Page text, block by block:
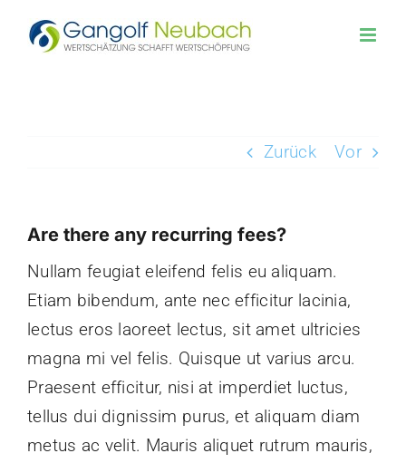
Inhalt
Zurück Vor
Are there any recurring fees?
Nullam feugiat eleifend felis eu aliquam.
Etiam bibendum, ante nec efficitur lacinia,
lectus eros laoreet lectus, sit amet ultricies
magna mi vel felis. Quisque ut varius arcu.
Praesent efficitur, nisi at imperdiet luctus,
tellus dui dignissim purus, et aliquam diam
metus ac velit. Mauris aliquet rutrum mauris,